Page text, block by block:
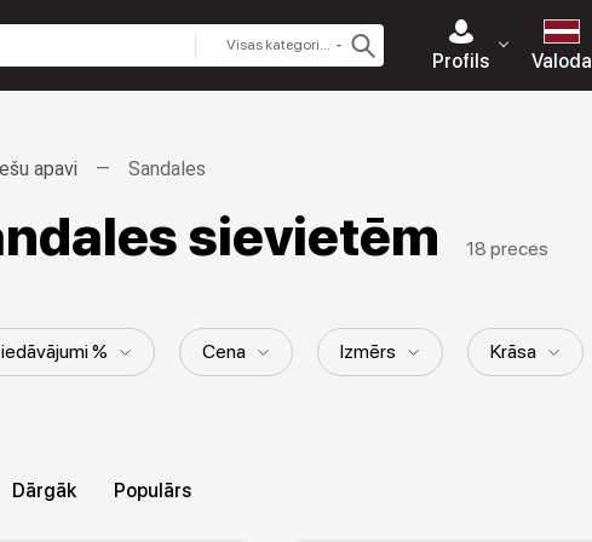
Visas kategorijas
Profils Valoda
apavi Sandales
sievietēm 18 preces
% Cena Izmērs Krāsa
Dārgāk Populārs